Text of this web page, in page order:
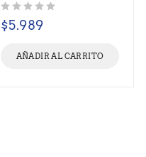
$5.989
AÑADIR AL CARRITO